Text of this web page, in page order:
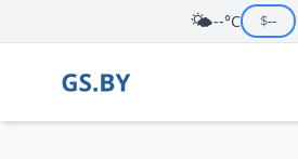
🌤️--°C $--